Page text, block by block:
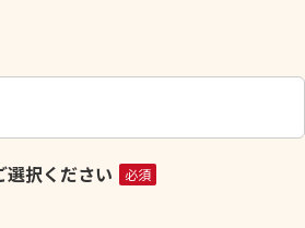
選択ください 必須